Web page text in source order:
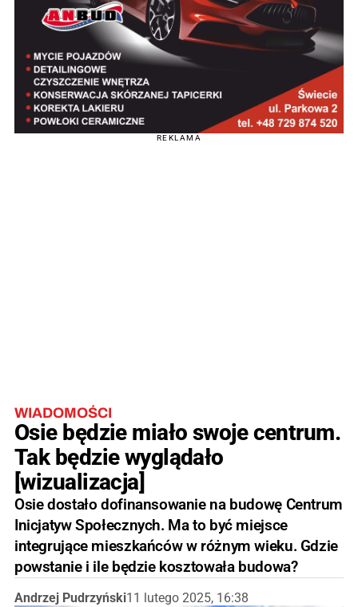
REKLAMA
WIADOMOŚCI
Osie będzie miało swoje centrum.
Tak będzie wyglądało
[wizualizacja]
Osie dostało dofinansowanie na budowę Centrum
Inicjatyw Społecznych. Ma to być miejsce
integrujące mieszkańców w różnym wieku. Gdzie
powstanie i ile będzie kosztowała budowa?
Andrzej Pudrzyński11 lutego 2025, 16:38